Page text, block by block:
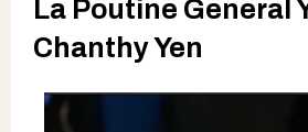
La Poutine General
Chanthy Yen